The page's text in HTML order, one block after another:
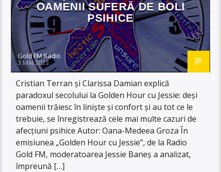
OAMENII SUFERĂ DE BOLI
PSIHICE
Gold FM Radio
3 MAI 2023
Cristian Terran și Clarissa Damian explică
paradoxul secolului la Golden Hour cu Jessie: deși
oamenii trăiesc în liniște și confort și au tot ce le
trebuie, se înregistrează cele mai multe cazuri de
afecțiuni psihice Autor: Oana-Medeea Groza În
emisiunea „Golden Hour cu Jessie”, de la Radio
Gold FM, moderatoarea Jessie Baneș a analizat,
împreună […]